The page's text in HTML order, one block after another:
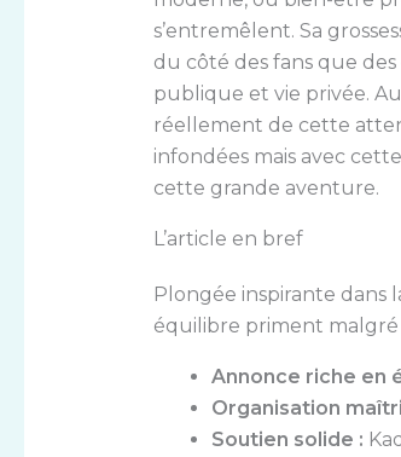
s’entremêlent. Sa
du côté des fans que
publique et vie privée.
réellement de cette
infondées mais avec
cette grande aventure.
L’article en bref
Plongée inspirante dans
équilibre priment malgré
Annonce riche en
Organisation
Soutien solide :